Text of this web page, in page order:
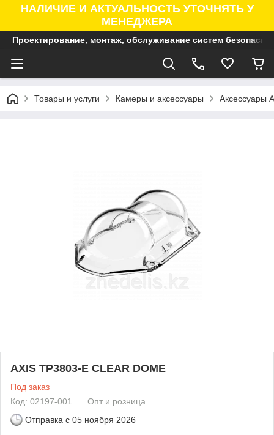
НАЛИЧИЕ И АКТУАЛЬНОСТЬ УТОЧНЯТЬ У
МЕНЕДЖЕРА
Проектирование, монтаж, обслуживание систем
Товары и услуги Камеры и аксессуары Аксессуары
AXIS TP3803-E CLEAR DOME
Под заказ
Код: 02197-001
Опт и розница
Отправка с 05 ноября 2026